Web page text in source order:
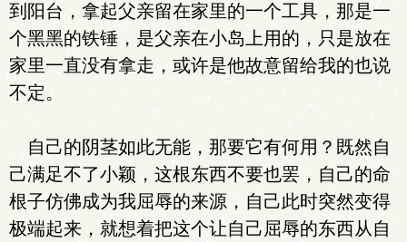
到阳台，拿起父亲留在家里的一个工具，那是一
个黑黑的铁锤，是父亲在小岛上用的，只是放在
家里一直没有拿走，或许是他故意留给我的也说
不定。
自己的阴茎如此无能，那要它有何用？既然自
己满足不了小颖，这根东西不要也罢，自己的命
根子仿佛成为我屈辱的来源，自己此时突然变得
极端起来，就想着把这个让自己屈辱的东西从自